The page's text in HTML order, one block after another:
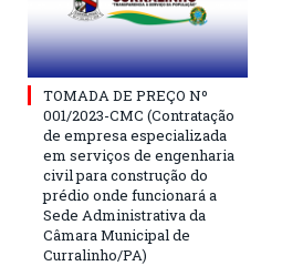
TOMADA DE PREÇO Nº
001/2023-CMC (Contratação
de empresa especializada
em serviços de engenharia
civil para construção do
prédio onde funcionará a
Sede Administrativa da
Câmara Municipal de
Curralinho/PA)